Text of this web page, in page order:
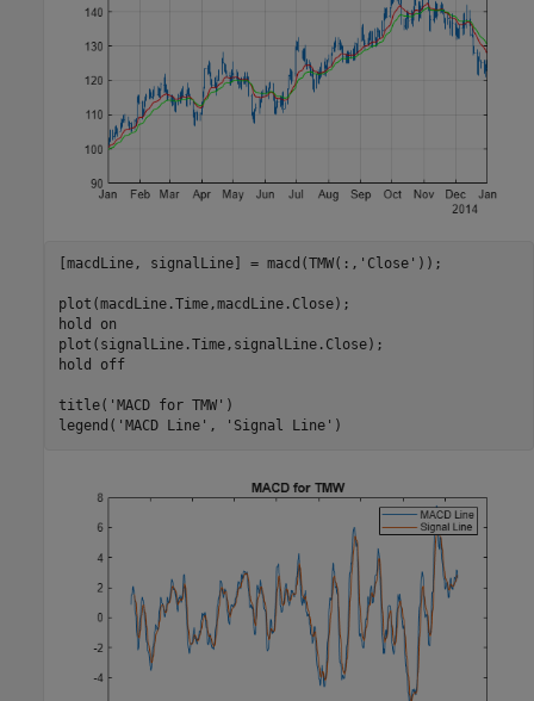
[macdLine, signalLine] = macd(TMW(:, 'Close' ));
plot(macdLine.Time,macdLine.Close);
hold
on
plot(signalLine.Time,signalLine.Close);
hold
off
title( 'MACD for TMW' )
legend( 'MACD Line' , 'Signal Line' )